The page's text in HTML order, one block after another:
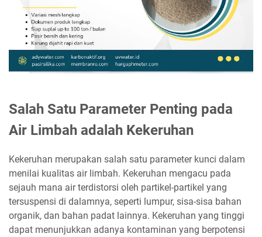
Salah Satu Parameter Penting pada
Air Limbah adalah Kekeruhan
Kekeruhan merupakan salah satu parameter kunci dalam
menilai kualitas air limbah. Kekeruhan mengacu pada
sejauh mana air terdistorsi oleh partikel-partikel yang
tersuspensi di dalamnya, seperti lumpur, sisa-sisa bahan
organik, dan bahan padat lainnya. Kekeruhan yang tinggi
dapat menunjukkan adanya kontaminan yang berpotensi